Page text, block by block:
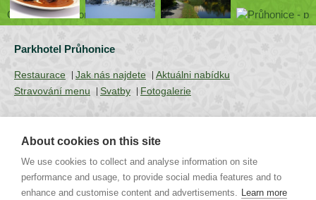
Parkhotel Průhonice
Restaurace Jak nás najdete
Aktuálni nabídku
Stravování menu
Svatby Fotogalerie
Tel.: +420 267 750 405 non-stop, +420 267 750 763-5 | Mob.:
+420 721 244 106 |info@parkhotel-pruhonice.cz
About cookies on this site
We use cookies to collect and analyse information on site
performance and usage, to provide social media features and to
enhance and customise content and advertisements. Learn more